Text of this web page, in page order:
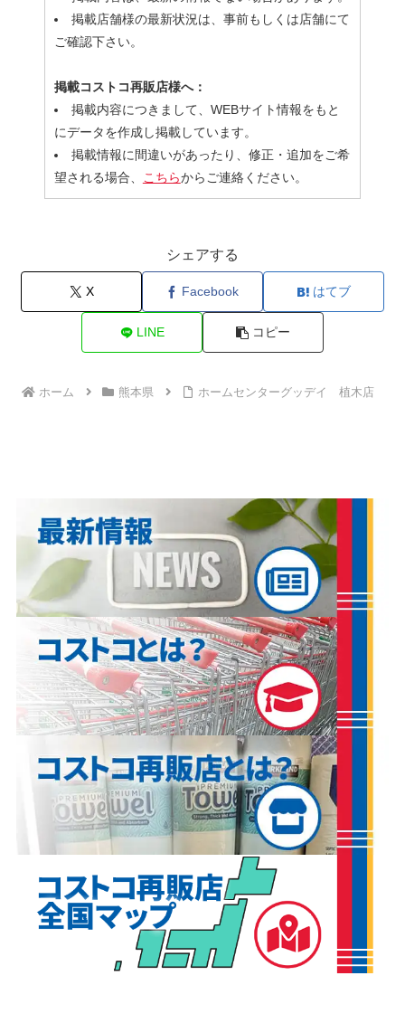
掲載店舗様の最新状況は、事前もしくは店舗にて
ご確認下さい。
掲載コストコ再販店様へ：
掲載内容につきまして、WEBサイト情報をもと
にデータを作成し掲載しています。
掲載情報に間違いがあったり、修正・追加をご希
望される場合、
こちらからご連絡ください。
シェアする
X Facebook はてブ
LINE コピー
ホーム 熊本県 ホームセンターグッデイ 植木店